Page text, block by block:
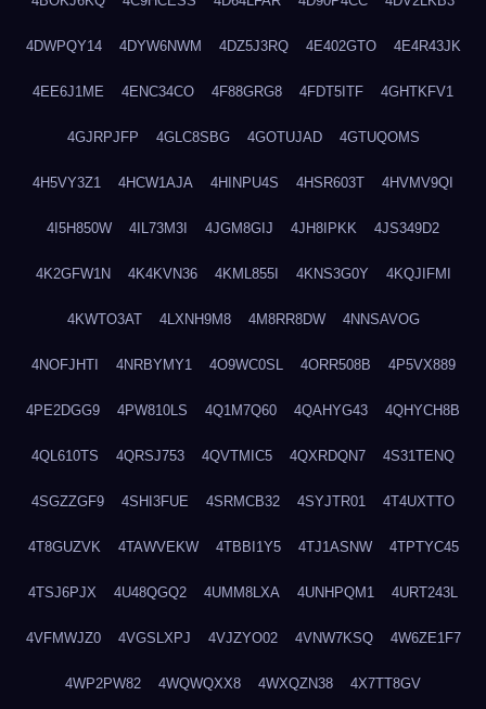
4DWPQY14 4DYW6NWM 4DZ5J3RQ 4E402GTO 4E4R43JK
4EE6J1ME 4ENC34CO 4F88GRG8 4FDT5ITF 4GHTKFV1
4GJRPJFP 4GLC8SBG 4GOTUJAD 4GTUQOMS
4H5VY3Z1 4HCW1AJA 4HINPU4S 4HSR603T 4HVMV9QI
4I5H850W 4IL73M3I 4JGM8GIJ 4JH8IPKK 4JS349D2
4K2GFW1N 4K4KVN36 4KML855I 4KNS3G0Y 4KQJIFMI
4KWTO3AT 4LXNH9M8 4M8RR8DW 4NNSAVOG
4NOFJHTI 4NRBYMY1 4O9WC0SL 4ORR508B 4P5VX889
4PE2DGG9 4PW810LS 4Q1M7Q60 4QAHYG43 4QHYCH8B
4QL610TS 4QRSJ753 4QVTMIC5 4QXRDQN7 4S31TENQ
4SGZZGF9 4SHI3FUE 4SRMCB32 4SYJTR01 4T4UXTTO
4T8GUZVK 4TAWVEKW 4TBBI1Y5 4TJ1ASNW 4TPTYC45
4TSJ6PJX 4U48QGQ2 4UMM8LXA 4UNHPQM1 4URT243L
4VFMWJZ0 4VGSLXPJ 4VJZYO02 4VNW7KSQ 4W6ZE1F7
4WP2PW82 4WQWQXX8 4WXQZN38 4X7TT8GV